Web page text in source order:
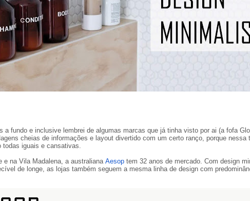
a fundo e inclusive lembrei de algumas marcas que já tinha visto por ai (a fofa
cheias de informações e layout divertido com um certo ranço, porque nessa
todas iguais e cansativas.
e na Vila Madalena, a australiana Aesop tem 32 anos de mercado. Com design
de longe, as lojas também seguem a mesma linha de design com